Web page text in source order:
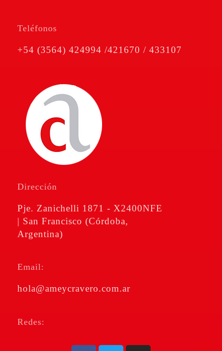
Teléfonos
+54 (3564) 424994 /421670 / 433107
Dirección
Pje. Zanichelli 1871 - X2400NFE
| San Francisco (Córdoba,
Argentina)
Email:
hola@ameycravero.com.ar
Redes: